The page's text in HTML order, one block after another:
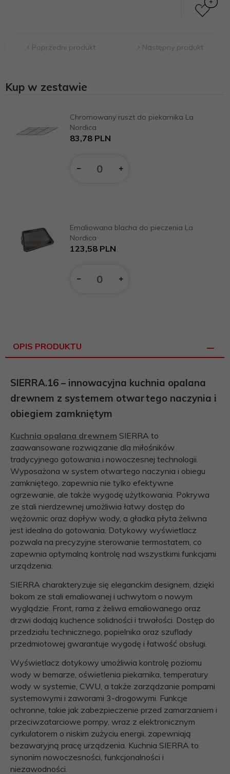
Poprzedni produkt Następny produkt
Kup w zestawie
Chromowany ruszt do piekarnika La
Nordica
83,78 PLN
dla
Emaliowana blacha do pieczenia La
Nordica
123,58 PLN
dla
OPIS PRODUKTU
SIERRA.16 – innowacyjna kuchnia opalana
drewnem z systemem otwartego naczynia i
obiegiem zamkniętym
Kuchnia opalana drewnem SIERRA to
zaawansowane rozwiązanie dla miłośników
tradycyjnego gotowania i nowoczesnej technologii.
Wyposażona w system otwartego naczynia i obiegu
zamkniętego, zapewnia nie tylko efektywne
ogrzewanie, ale także wygodę użytkowania. Pokrywa
ze stali nierdzewnej umożliwia łatwy dostęp do
wężownic oraz dopływ wody, a gładka płyta żeliwna
jest idealna do gotowania. Dotykowy wyświetlacz
pozwala na precyzyjne sterowanie termostatem, co
zapewnia optymalną kontrolę nad wszystkimi funkcjami
urządzenia.
SIERRA charakteryzuje się eleganckim designem, dzięki
bokom ze stali emaliowanej i uchwytom o nowym
wyglądzie. Front, rama z żeliwa emaliowanego oraz
drzwi dodają kuchence solidności i trwałości. Dostęp do
przedziału technicznego, popielnika oraz szuflady
przedmiotowej gwarantuje wygodę i łatwość obsługi.
Wyświetlacz dotykowy umożliwia kontrolę poziomu
wody w bemarze, oświetlenia piekarnika, temperatury
wody w systemie, CWU, a także zarządzanie pompami
systemowymi i zaworami 3-drogowymi. Funkcje
ochronne, takie jak zabezpieczenie przed zamarzaniem i
przeciwzatarciowe pompy, wraz z elektronicznym
cyrkulatorem o niskim zużyciu energii, zapewniają
bezawaryjną pracę urządzenia. Kuchnia SIERRA to
synonim nowoczesności, funkcjonalności i
niezawodności.